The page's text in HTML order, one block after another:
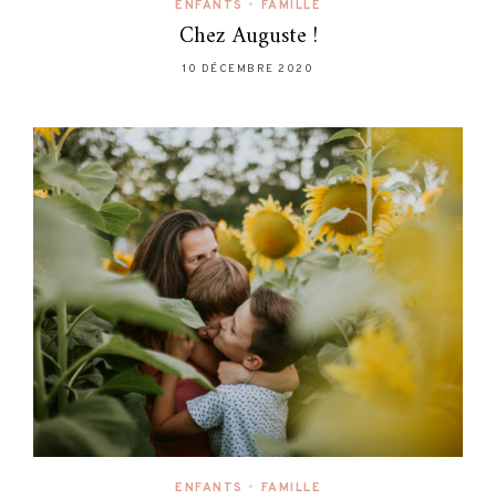
ENFANTS • FAMILLE
Chez Auguste !
10 DÉCEMBRE 2020
ENFANTS • FAMILLE